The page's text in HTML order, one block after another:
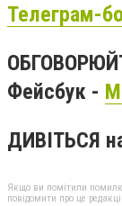
Телеграм-
Фейсбук -
ДИВІТЬСЯ
Якщо ви помітили
повідомити про це